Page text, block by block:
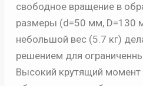
свободное вращение в
размеры (d=50 мм, D=130
небольшой вес (5.7 кг)
решением для
Высокий крутящий